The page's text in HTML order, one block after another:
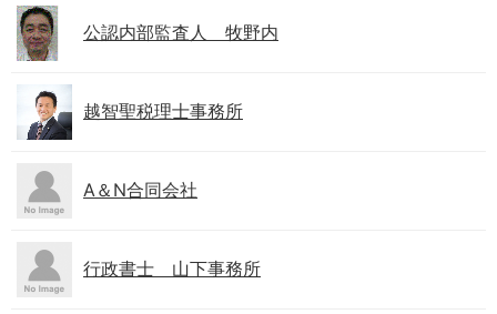
公認内部監査人 牧野内
越智聖税理士事務所
A＆N合同会社
行政書士 山下事務所